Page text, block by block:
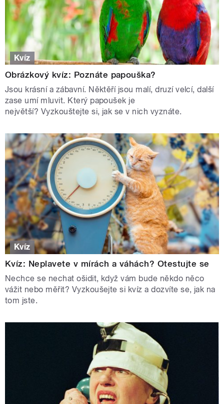
Kvíz
Obrázkový kvíz: Poznáte papouška?
Jsou krásní a zábavní. Něktěří jsou malí, druzí velcí, další
zase umí mluvit. Který papoušek je
největší? Vyzkouštejte si, jak se v nich vyznáte.
Kvíz
Kvíz: Neplavete v mírách a váhách? Otestujte se
Nechce se nechat ošidit, když vám bude někdo něco
vážit nebo měřit? Vyzkoušejte si kvíz a dozvíte se, jak na
tom jste.